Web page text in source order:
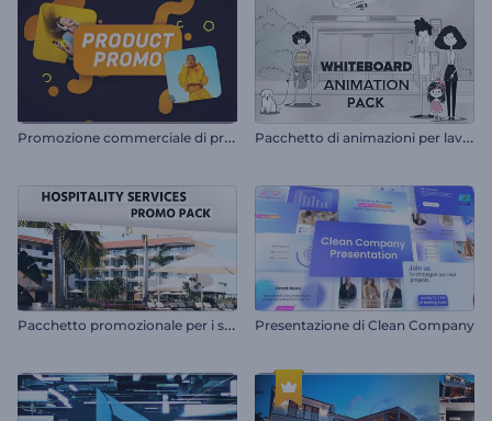
P
romozione commerciale di prodotti e vendita al dettaglio P
acchetto di animazioni per lavagna bianca
P
acchetto promozionale per i servizi di ospitalità Presentazione di Clean Company